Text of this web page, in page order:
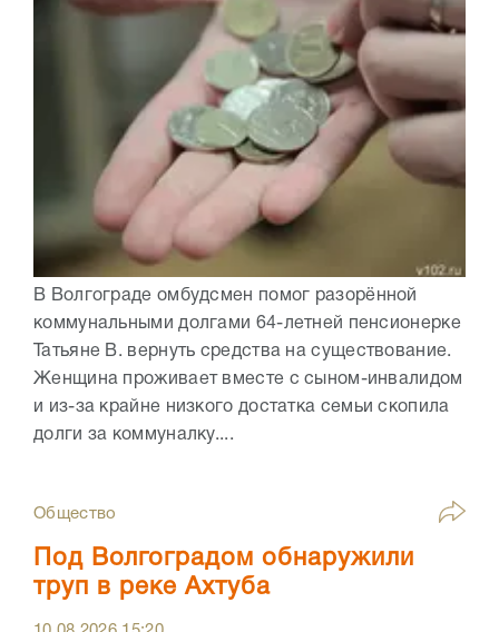
В Волгограде омбудсмен помог разорённой
коммунальными долгами 64-летней пенсионерке
Татьяне В. вернуть средства на существование.
Женщина проживает вместе с сыном-инвалидом
и из-за крайне низкого достатка семьи скопила
долги за коммуналку....
Общество
Под Волгоградом обнаружили
труп в реке Ахтуба